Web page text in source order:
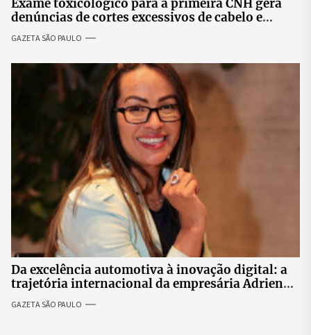
Exame toxicológico para a primeira CNH gera
denúncias de cortes excessivos de cabelo e
revolta entre candidatas
GAZETA SÃO PAULO
Da excelência automotiva à inovação digital: a
trajetória internacional da empresária Adriene
GAZETA SÃO PAULO